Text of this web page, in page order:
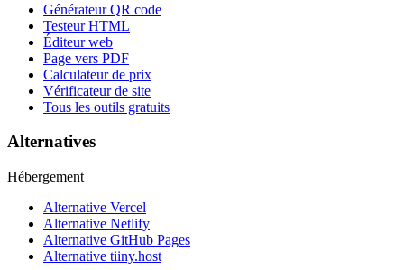
Générateur QR code
Testeur HTML
Éditeur web
Page vers PDF
Calculateur de prix
Vérificateur de site
Tous les outils gratuits
Alternatives
Hébergement
Alternative Vercel
Alternative Netlify
Alternative GitHub Pages
Alternative tiiny.host